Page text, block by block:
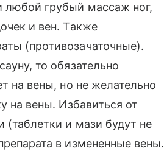
любой грубый массаж ног,
и вен. Также
(противозачаточные).
то обязательно
на вены, но не желательно
на вены. Избавиться от
(таблетки и мази будут не
в измененные вены.